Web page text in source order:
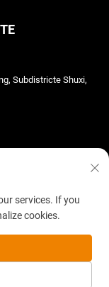
Subdistricte Shuxi,
Co., Ltd. Tots els drets
services. If you
cookies.